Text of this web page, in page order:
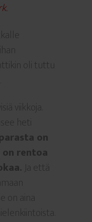
oli tuttu
viikkoja.
heti
on
rentoa
Ja että
on aina